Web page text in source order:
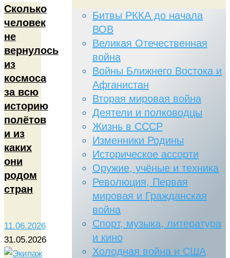
Сколько
человек
не
вернулось
из
космоса
за всю
историю
полётов
и из
каких
они
родом
стран
11.06.2026
31.05.2026
Битвы РККА до начала
ВОВ
Великая Отечественная
война
Войны Ближнего Востока и
Афганистан
Вторая мировая война
Деятели и полководцы
Жизнь в СССР
Изменники Родины
Историческое ассорти
Оружие, учёные и техника
Революция, Первая
мировая и Гражданская
война
Спорт, музыка, литература
и кино
Холодная война и США